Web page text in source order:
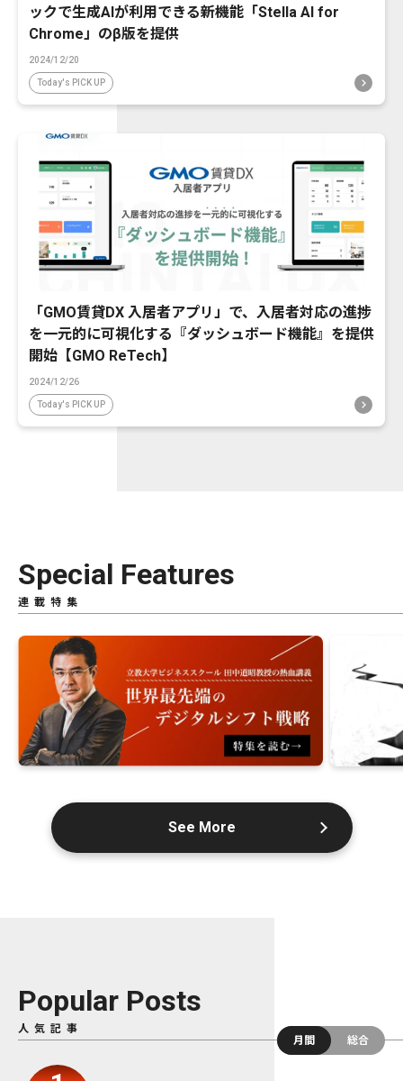
ックで生成AIが利用できる新機能「Stella AI for
Chrome」のβ版を提供
2024/12/20
Today's PICK UP
「GMO賃貸DX 入居者アプリ」で、入居者対応の進捗
を一元的に可視化する『ダッシュボード機能』を提供
開始【GMO ReTech】
2024/12/26
Today's PICK UP
Special Features
連載特集
See More
Popular Posts
人気記事
月間
総合